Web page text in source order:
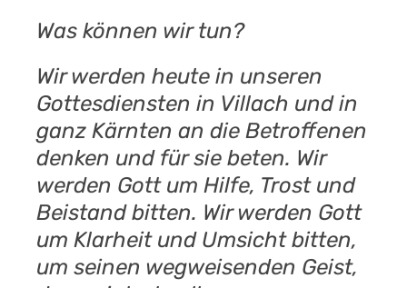
Was können wir tun?
Wir werden heute in unseren
Gottesdiensten in Villach und in
ganz Kärnten an die Betroffenen
denken und für sie beten. Wir
werden Gott um Hilfe, Trost und
Beistand bitten. Wir werden Gott
um Klarheit und Umsicht bitten,
um seinen wegweisenden Geist,